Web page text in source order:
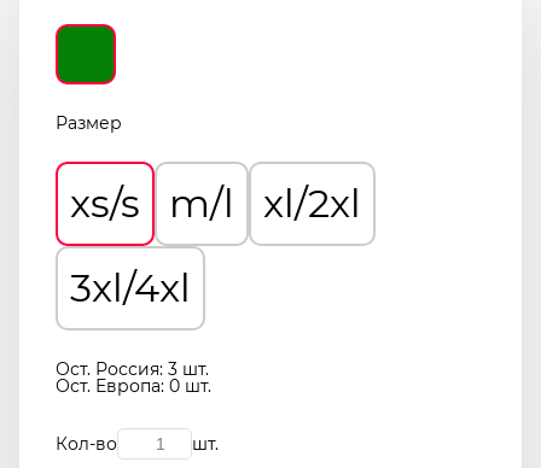
Размер
xs/s m/l
xl/2xl
3xl/4xl
Ост. Россия: 3 шт.
Ост. Европа: 0 шт.
Кол-во шт.